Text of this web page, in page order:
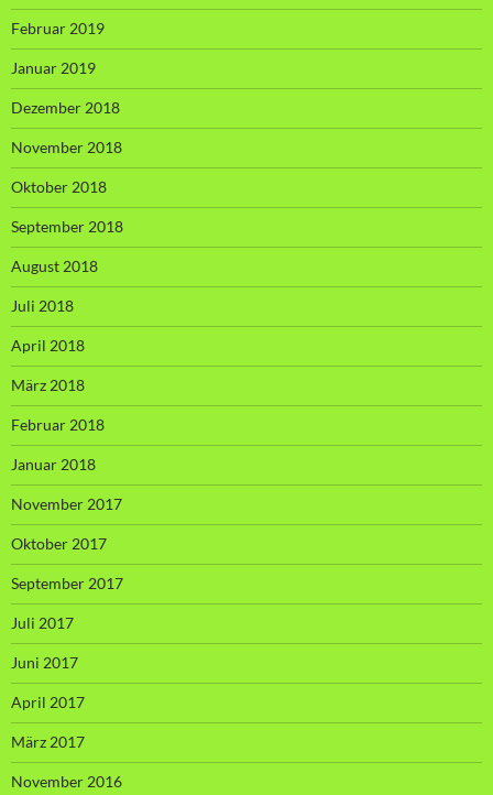
Februar 2019
Januar 2019
Dezember 2018
November 2018
Oktober 2018
September 2018
August 2018
Juli 2018
April 2018
März 2018
Februar 2018
Januar 2018
November 2017
Oktober 2017
September 2017
Juli 2017
Juni 2017
April 2017
März 2017
November 2016